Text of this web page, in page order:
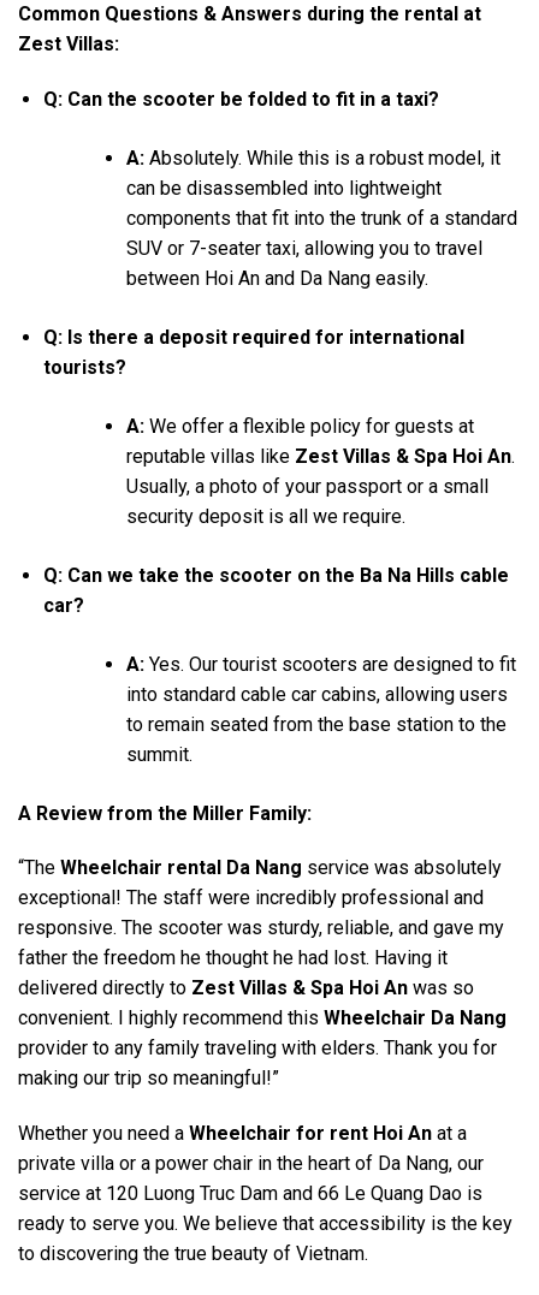
Common Questions & Answers during the rental at
Zest Villas:
Q: Can the scooter be folded to fit in a taxi?
A:Absolutely. While this is a robust model, it
can be disassembled into lightweight
components that fit into the trunk of a standard
SUV or 7-seater taxi, allowing you to travel
between Hoi An and Da Nang easily.
Q: Is there a deposit required for international
tourists?
A:We offer a flexible policy for guests at
reputable villas like Zest Villas & Spa Hoi An.
Usually, a photo of your passport or a small
security deposit is all we require.
Q: Can we take the scooter on the Ba Na Hills cable
car?
A:Yes. Our tourist scooters are designed to fit
into standard cable car cabins, allowing users
to remain seated from the base station to the
summit.
A Review from the Miller Family:
“The Wheelchair rental Da Nang service was absolutely
exceptional! The staff were incredibly professional and
responsive. The scooter was sturdy, reliable, and gave my
father the freedom he thought he had lost. Having it
delivered directly to Zest Villas & Spa Hoi An was so
convenient. I highly recommend this Wheelchair Da Nang
provider to any family traveling with elders. Thank you for
making our trip so meaningful!”
Whether you need a Wheelchair for rent Hoi An at a
private villa or a power chair in the heart of Da Nang, our
service at 120 Luong Truc Dam and 66 Le Quang Dao is
ready to serve you. We believe that accessibility is the key
to discovering the true beauty of Vietnam.